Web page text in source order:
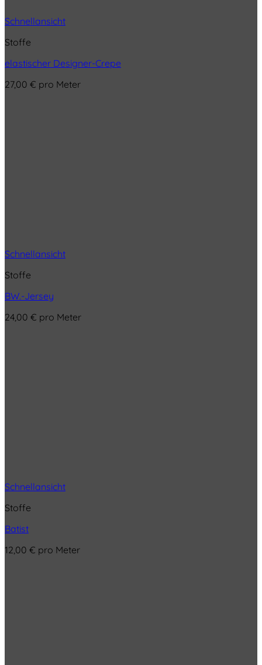
Schnellansicht
Stoffe
elastischer Designer-Crepe
27,00 € pro Meter
Schnellansicht
Stoffe
BW.-Jersey
24,00 € pro Meter
Schnellansicht
Stoffe
Batist
12,00 € pro Meter